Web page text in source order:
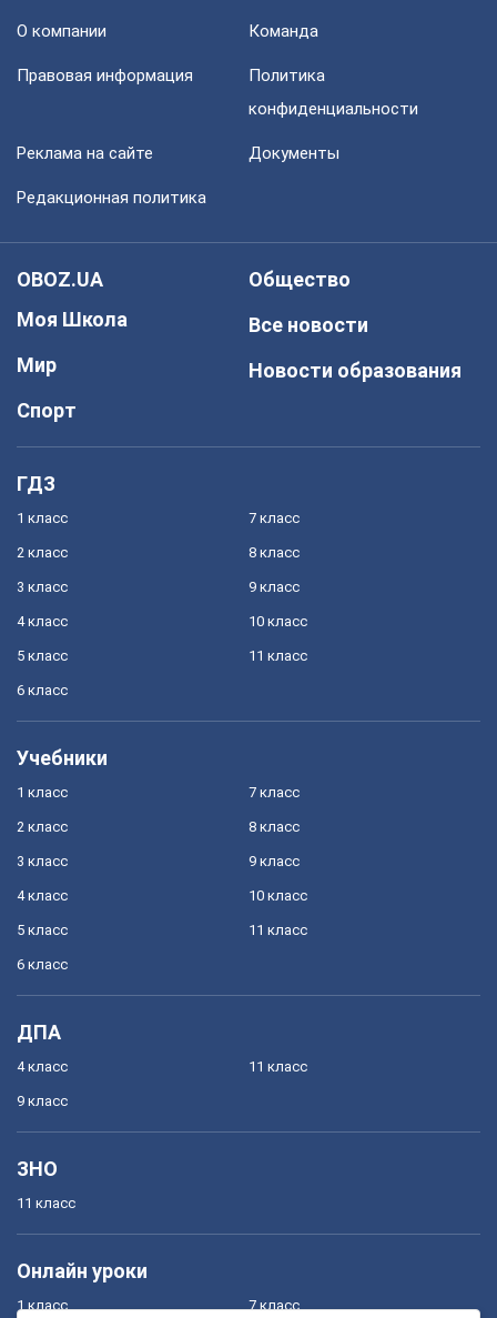
О компании Команда
Правовая информация
Политика
конфиденциальности
Реклама на сайте Документы
Редакционная политика
OBOZ.UA
Моя Школа
Мир
Спорт
Общество
Все новости
Новости образования
ГДЗ
1 класс
2 класс
3 класс
4 класс
5 класс
6 класс
7 класс
8 класс
9 класс
10 класс
11 класс
Учебники
1 класс
2 класс
3 класс
4 класс
5 класс
6 класс
7 класс
8 класс
9 класс
10 класс
11 класс
ДПА
4 класс
9 класс
11 класс
ЗНО
11 класс
Онлайн уроки
1 класс 7 класс